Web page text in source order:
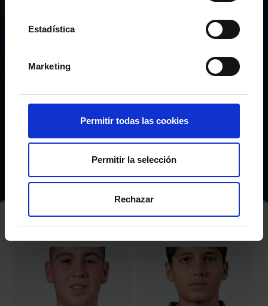
Estadística
Marketing
Permitir todas las cookies
Permitir la selección
Rechazar